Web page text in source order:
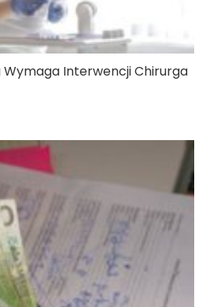
Wymaga Interwencji Chirurga